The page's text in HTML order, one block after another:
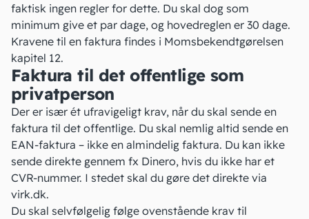
faktisk ingen regler for dette. Du skal dog som
minimum give et par dage, og hovedreglen er 30 dage.
Kravene til en faktura findes i Momsbekendtgørelsen
kapitel 12.
Faktura til det offentlige som
privatperson
Der er især ét ufravigeligt krav, når du skal sende en
faktura til det offentlige. Du skal nemlig altid sende en
EAN-faktura – ikke en almindelig faktura. Du kan ikke
sende direkte gennem fx Dinero, hvis du ikke har et
CVR-nummer. I stedet skal du gøre det direkte via
virk.dk.
Du skal selvfølgelig følge ovenstående krav til